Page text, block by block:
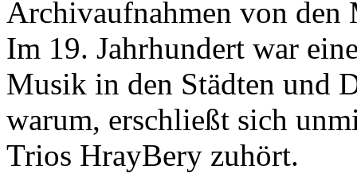
Archivaufnahmen von
Im 19. Jahrhundert war
Musik in den Städten und
warum, erschließt sich
Trios HrayBery zuhört.